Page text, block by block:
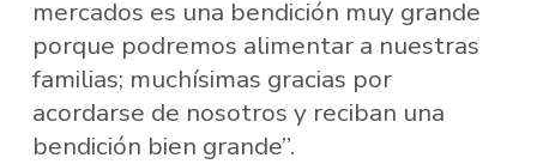
mercados es una bendición muy grande
porque podremos alimentar a nuestras
familias; muchísimas gracias por
acordarse de nosotros y reciban una
bendición bien grande”.